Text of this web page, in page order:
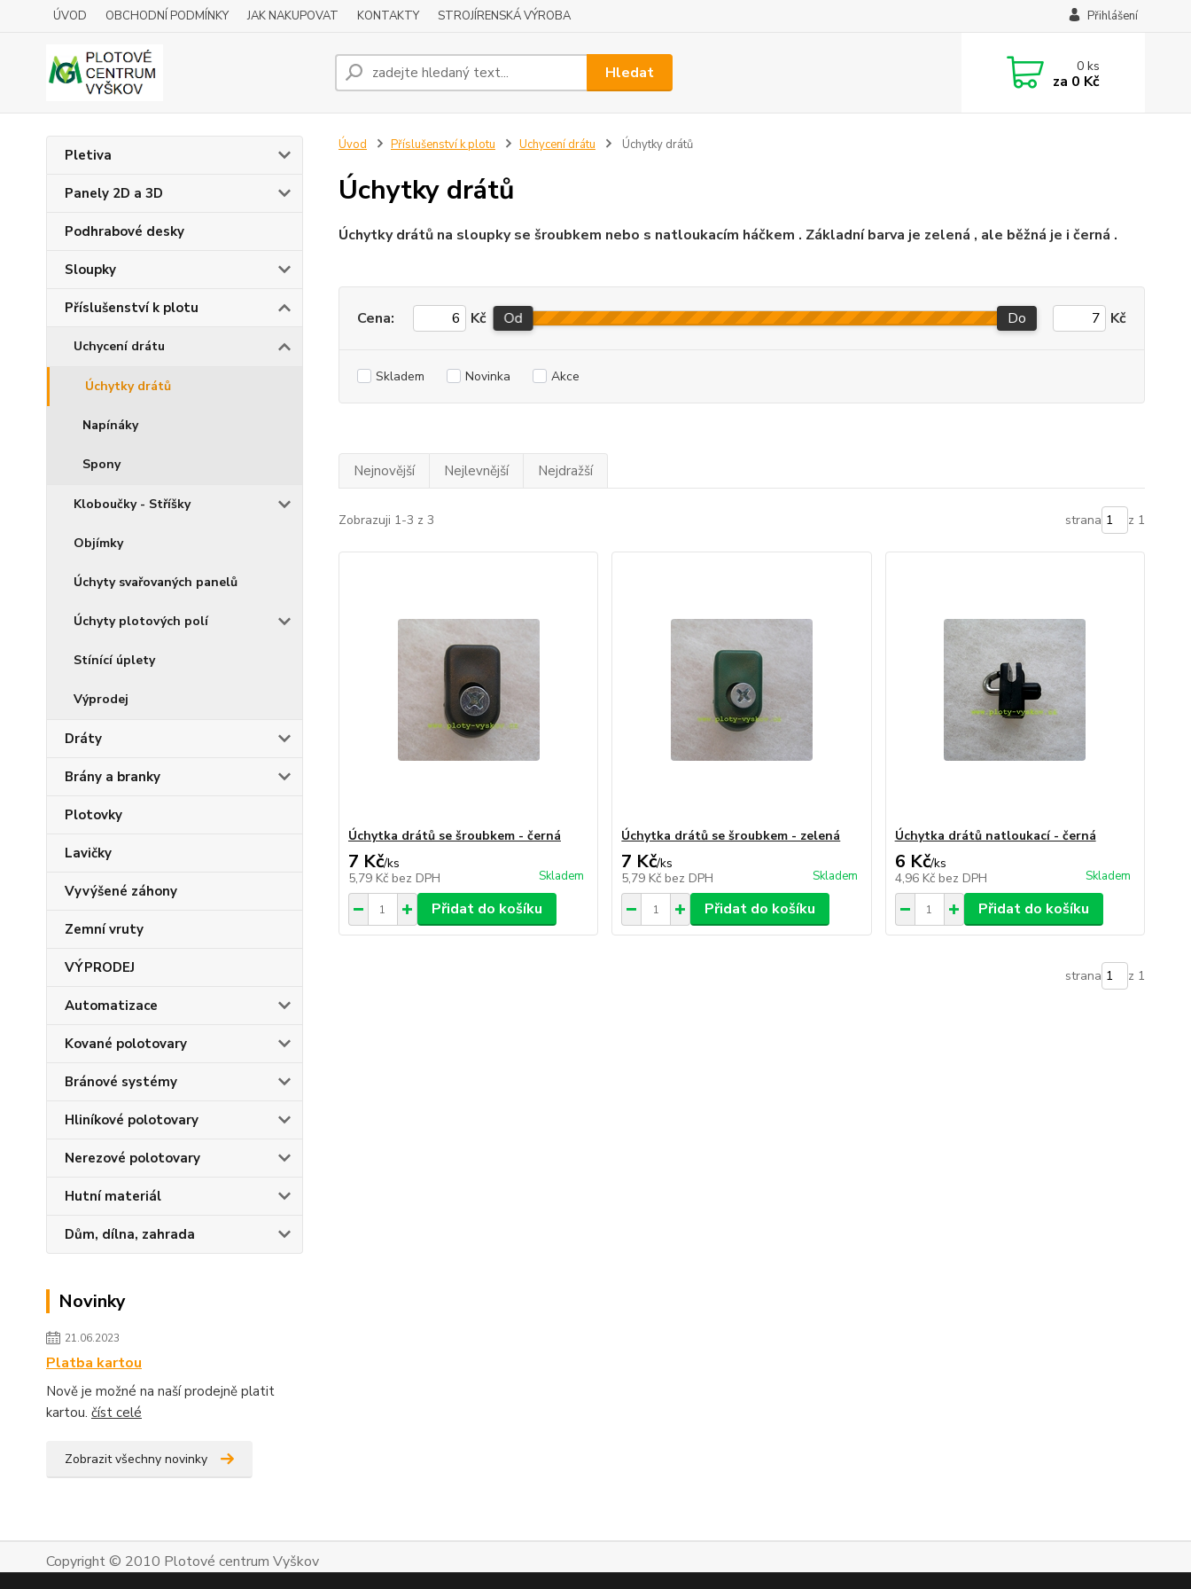
ÚVOD OBCHODNÍ PODMÍNKY JAK NAKUPOVAT KONTAKTY STROJÍRENSKÁ VÝROBA Přihlášení
Hledat 0ks
za 0 Kč
Pletiva
Panely 2D a 3D
Podhrabové desky
Sloupky
Příslušenství k plotu
Uchycení drátu
Úchytky drátů
Napínáky
Spony
Kloboučky - Stříšky
Objímky
Úchyty svařovaných panelů
Úchyty plotových polí
Stínící úplety
Výprodej
Dráty
Brány a branky
Plotovky
Lavičky
Vyvýšené záhony
Zemní vruty
VÝPRODEJ
Automatizace
Kované polotovary
Bránové systémy
Hliníkové polotovary
Nerezové polotovary
Hutní materiál
Dům, dílna, zahrada
Novinky
21.06.2023
Platba kartou
Nově je možné na naší prodejně platit
kartou. číst celé
Zobrazit všechny novinky
Úvod Příslušenství k plotu Uchycení drátu Úchytky drátů
Úchytky drátů
Úchytky drátů na sloupky se šroubkem nebo s natloukacím háčkem . Základní barva je zelená , ale běžná je i černá .
Cena: Kč Od Do Kč
Skladem Novinka Akce
Nejnovější Nejlevnější Nejdražší
Zobrazuji 1-3 z 3 strana z 1
Úchytka drátů se šroubkem - černá
7 Kč/ks
5,79 Kč bez DPH Skladem
Přidat do košíku
Úchytka drátů se šroubkem - zelená
7 Kč/ks
5,79 Kč bez DPH Skladem
Přidat do košíku
Úchytka drátů natloukací - černá
6 Kč/ks
4,96 Kč bez DPH Skladem
Přidat do košíku
strana z 1
Copyright © 2010 Plotové centrum Vyškov